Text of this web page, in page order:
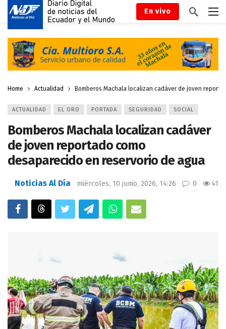
En vivo
Home Actualidad Bomberos Machala localizan cadáver de joven
ACTUALIDAD EL ORO PORTADA SEGURIDAD SOCIAL
Bomberos Machala localizan cadáver
de joven reportado como
desaparecido en reservorio de agua
Noticias Al Día miércoles, 10 junio, 2026, 14:26 0 41